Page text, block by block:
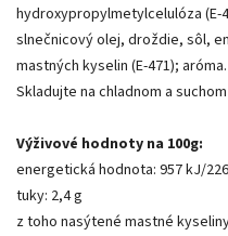
hydroxypropylmetylcelulóza (E-
slnečnicový olej, droždie, sôl,
mastných kyselin (E-471); aróma.
Skladujte na chladnom a
Výživové hodnoty na 100g:
energetická hodnota: 957 kJ/
tuky: 2,4 g
z toho nasýtené mastné